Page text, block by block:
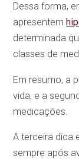
Dessa forma,
apresentem
determinada
classes de
Em resumo, a
vida, e a
medicações.
A terceira dica
sempre após